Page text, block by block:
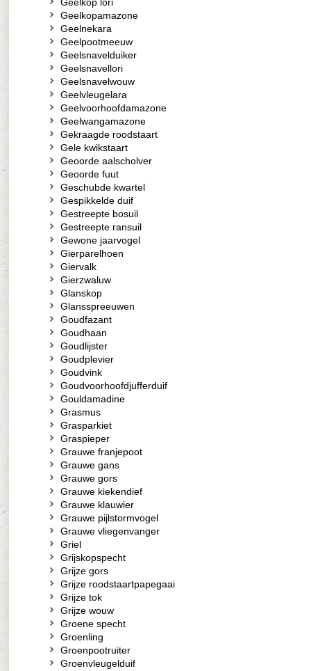
Geelkopamazone
Geelnekara
Geelpootmeeuw
Geelsnavelduiker
Geelsnavellori
Geelsnavelwouw
Geelvleugelara
Geelvoorhoofdamazone
Geelwangamazone
Gekraagde roodstaart
Gele kwikstaart
Geoorde aalscholver
Geoorde fuut
Geschubde kwartel
Gespikkelde duif
Gestreepte bosuil
Gestreepte ransuil
Gewone jaarvogel
Gierparelhoen
Giervalk
Gierzwaluw
Glanskop
Glansspreeuwen
Goudfazant
Goudhaan
Goudlijster
Goudplevier
Goudvink
Goudvoorhoofdjufferduif
Gouldamadine
Grasmus
Grasparkiet
Graspieper
Grauwe franjepoot
Grauwe gans
Grauwe gors
Grauwe kiekendief
Grauwe klauwier
Grauwe pijlstormvogel
Grauwe vliegenvanger
Griel
Grijskopspecht
Grijze gors
Grijze roodstaartpapegaai
Grijze tok
Grijze wouw
Groene specht
Groenling
Groenpootruiter
Groenvleugelduif